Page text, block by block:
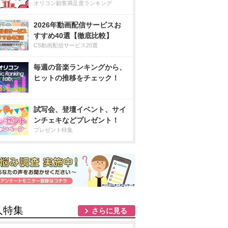
オリコン顧客満足度ランキング
2026年動画配信サービスお
すすめ40選【徹底比較】
CS動画配信サービス20選
毎週の音楽ランキングから、
ヒットの推移をチェック！
試写会、登壇イベント、サイ
ンチェキなどプレゼント！
プレゼント特集
特集 さらに見る